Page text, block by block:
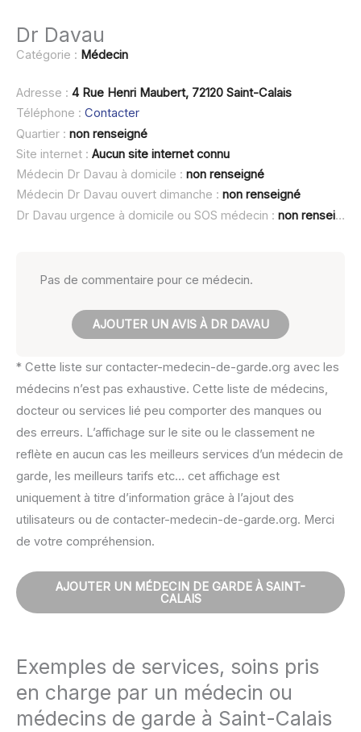
Dr Davau
Catégorie : Médecin
Adresse : 4 Rue Henri Maubert, 72120 Saint-Calais
Téléphone : Contacter
Quartier : non renseigné
Site internet : Aucun site internet connu
Médecin Dr Davau à domicile : non renseigné
Médecin Dr Davau ouvert dimanche : non renseigné
Dr Davau urgence à domicile ou SOS médecin : non renseigné
Pas de commentaire pour ce médecin.
AJOUTER UN AVIS À DR DAVAU
* Cette liste sur contacter-medecin-de-garde.org avec les
médecins n’est pas exhaustive. Cette liste de médecins,
docteur ou services lié peu comporter des manques ou
des erreurs. L’affichage sur le site ou le classement ne
reflète en aucun cas les meilleurs services d’un médecin de
garde, les meilleurs tarifs etc… cet affichage est
uniquement à titre d’information grâce à l’ajout des
utilisateurs ou de contacter-medecin-de-garde.org. Merci
de votre compréhension.
AJOUTER UN MÉDECIN DE GARDE À SAINT-
CALAIS
Exemples de services, soins pris
en charge par un médecin ou
médecins de garde à Saint-Calais